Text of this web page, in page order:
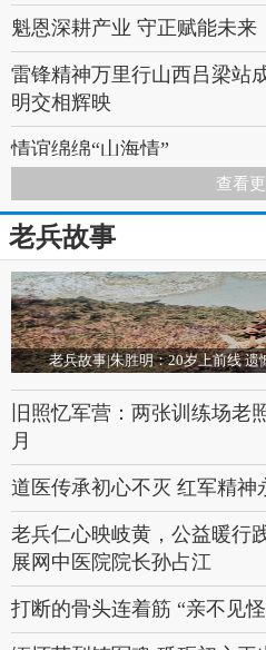
魁恩深耕产业 守正赋能未来
雷锋精神万里行山西吕梁站
明交相辉映
情谊绵绵“山海情”
山西隆重举办军休人员书画
战胜利80周年
小小艾草架起关爱老兵的
北艾草制品有限公司
山重水复疑无路 轻舟已过
东）有限公司
红色头条：“全民国防教育研
长征启动仪式”在京举行
中国军创事业发展集团吉林
艺术永恒 军魂不朽——老兵
启动仪式
查看
老兵故事
老兵故事|朱胜明：20岁上前线
旧照忆军营：两张训练场老
月
道医传承初心不灭 红军精神
老兵仁心映岐黄，公益暖
展网中医院院长孙占江
打断的骨头连着筋 “亲不见